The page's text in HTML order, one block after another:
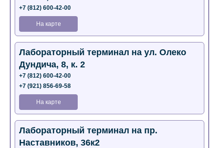
+7 (812) 600-42-00
На карте
Лабораторный терминал на ул. Олеко
Дундича, 8, к. 2
+7 (812) 600-42-00
+7 (921) 856-69-58
На карте
Лабораторный терминал на пр.
Наставников, 36к2